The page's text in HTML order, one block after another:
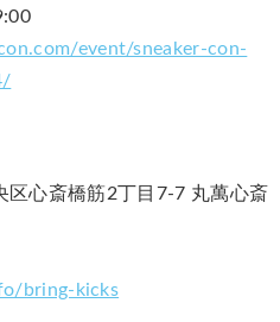
event/sneaker-con-
区心斎橋筋2丁目7-7 丸萬心斎
bring-kicks